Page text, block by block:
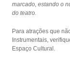
marcado, estando o
do teatro.
Para atrações que
Instrumentais,
Espaço Cultural.